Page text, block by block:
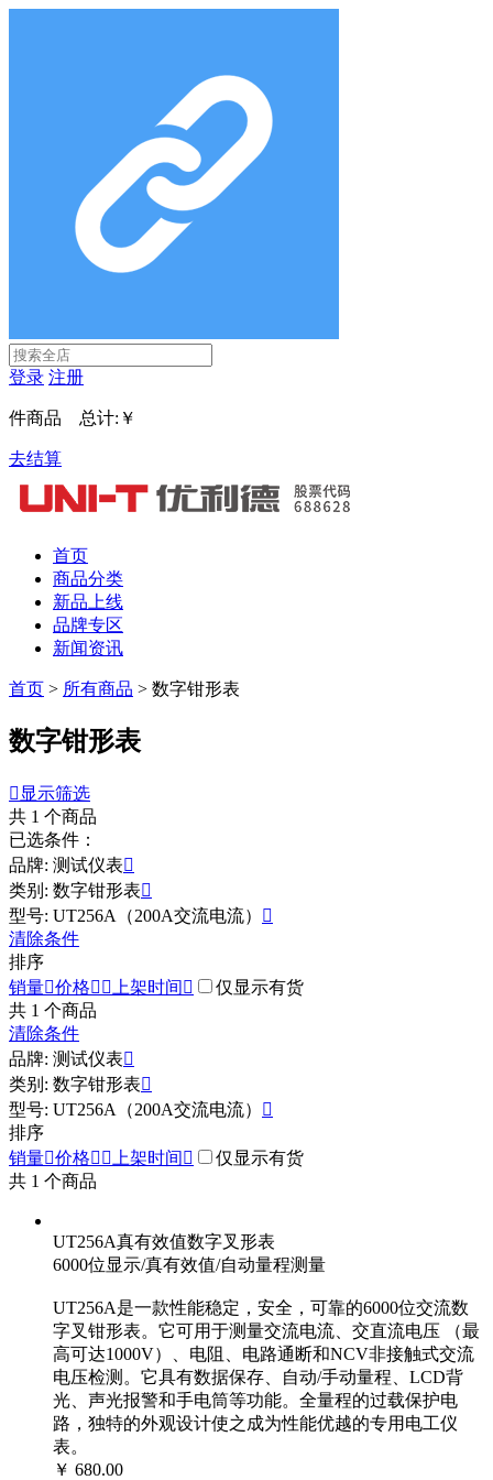
登录 注册
件商品 总计: ￥
去结算
首页
商品分类
新品上线
品牌专区
新闻资讯
首页 > 所有商品 > 数字钳形表
数字钳形表
 显示筛选
共 1 个商品
已选条件：
品牌: 测试仪表
类别: 数字钳形表
型号: UT256A（200A交流电流）

清除条件
排序
销量价格  上架时间 
仅显示有货
共 1 个商品
清除条件
品牌: 测试仪表
类别: 数字钳形表
型号: UT256A（200A交流电流）

排序
销量价格  上架时间 
仅显示有货
共 1 个商品
UT256A真有效值数字叉形表
6000位显示/真有效值/自动量程测量
UT256A是一款性能稳定，安全，可靠的6000位交流数
字叉钳形表。它可用于测量交流电流、交直流电压 （最
高可达1000V）、电阻、电路通断和NCV非接触式交流
电压检测。它具有数据保存、自动/手动量程、LCD背
光、声光报警和手电筒等功能。全量程的过载保护电
路，独特的外观设计使之成为性能优越的专用电工仪
表。
￥ 680.00